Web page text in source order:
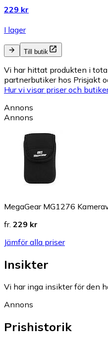
229 kr
I lager
Till butik
Vi har hittat produkten i
partnerbutiker hos Prisjakt
Hur vi visar priser och
Annons
Annons
MegaGear MG1276
fr. 229 kr
Jämför alla priser
Insikter
Vi har inga insikter för den
Annons
Prishistorik